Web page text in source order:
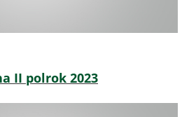
II polrok 2023